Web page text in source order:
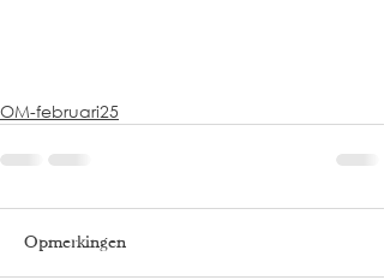
OM-februari25
Opmerkingen